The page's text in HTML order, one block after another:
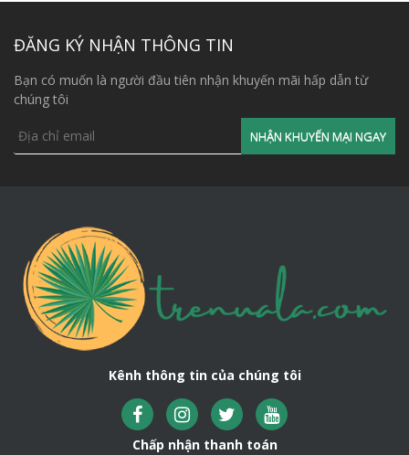
ĐĂNG KÝ NHẬN THÔNG TIN
Bạn có muốn là người đầu tiên nhận khuyến mãi hấp dẫn từ
chúng tôi
Kênh thông tin của chúng tôi
Chấp nhận thanh toán